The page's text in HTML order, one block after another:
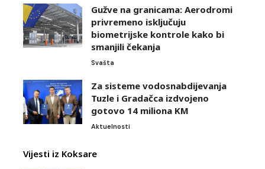
Gužve na granicama: Aerodromi
privremeno isključuju
biometrijske kontrole kako bi
smanjili čekanja
Svašta
Za sisteme vodosnabdijevanja
Tuzle i Gradačca izdvojeno
gotovo 14 miliona KM
Aktuelnosti
Vijesti iz Koksare